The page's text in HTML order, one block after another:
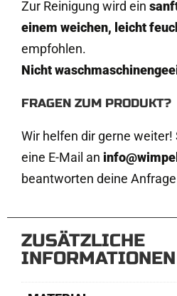
Zur Reinigung wird ein
einem weichen, leicht
empfohlen.
Nicht
FRAGEN ZUM PRODUKT?
Wir helfen dir gerne
eine E-Mail an
beantworten deine
ZUSÄTZLICHE
INFORMATIONEN